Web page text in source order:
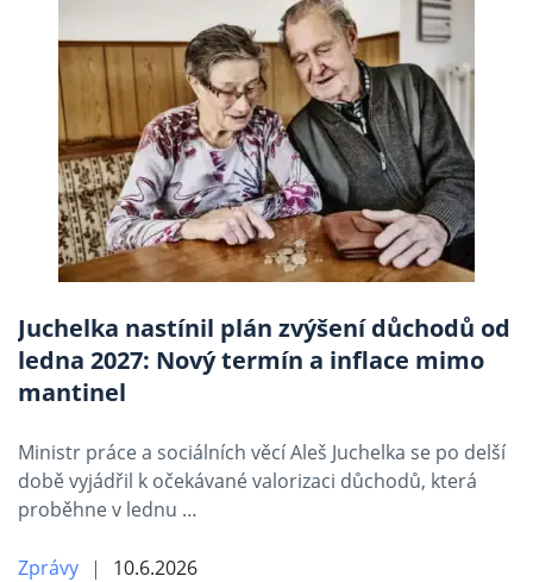
Juchelka nastínil plán zvýšení důchodů od
ledna 2027: Nový termín a inflace mimo
mantinel
Ministr práce a sociálních věcí Aleš Juchelka se po delší
době vyjádřil k očekávané valorizaci důchodů, která
proběhne v lednu …
Zprávy 10.6.2026